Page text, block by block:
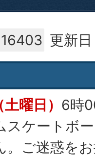
16403 更新
曜日） 6時
スケートボ
。ご迷惑を